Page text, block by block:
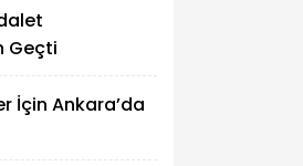
Geçti
İçin Ankara’da